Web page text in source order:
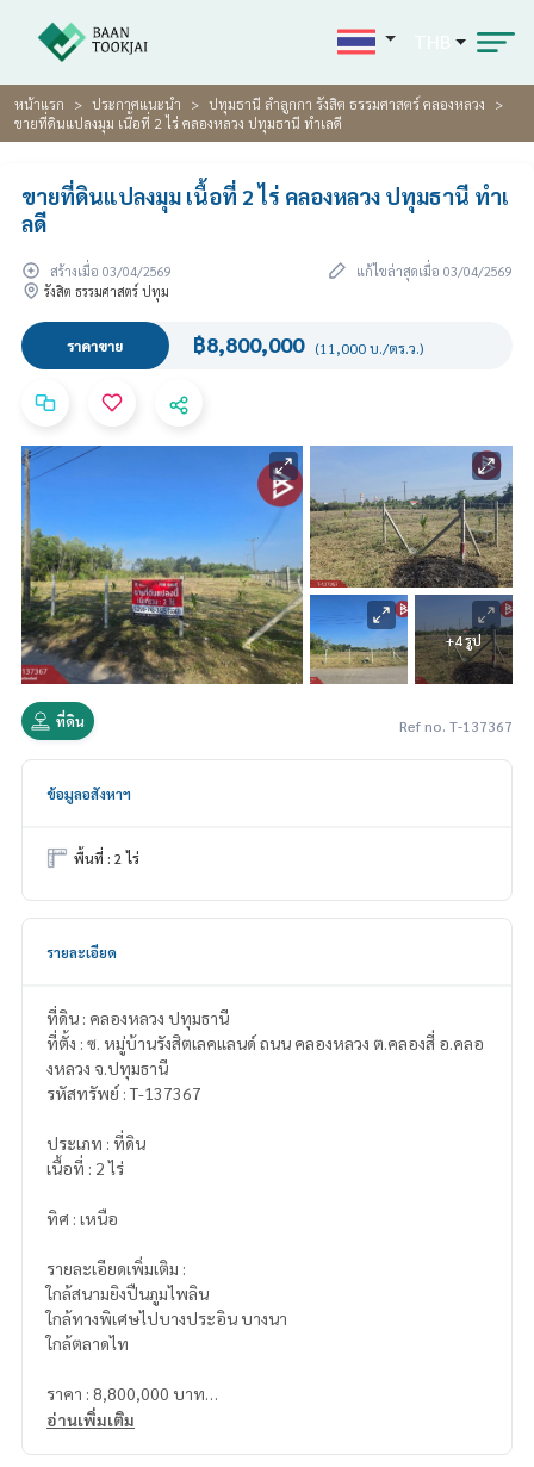
หน้าแรก ประกาศแนะนำ
ปทุมธานี ลำลูกกา รังสิต ธรรมศาสตร์ คลองหลวง
ขายที่ดินแปลงมุม เนื้อที่ 2 ไร่ คลองหลวง ปทุมธานี ทำเลดี
ขายที่ดินแปลงมุม เนื้อที่ 2 ไร่ คลองหลวง ปทุมธานี ทำเ
ลดี
สร้างเมื่อ 03/04/2569
แก้ไขล่าสุดเมื่อ 03/04/2569
รังสิต ธรรมศาสตร์ ปทุม
ราคาขาย ฿8,800,000 (11,000 บ./ตร.ว.)
+4 รูป
ที่ดิน Ref no. T-137367
ข้อมูลอสังหาฯ
พื้นที่ : 2 ไร่
รายละเอียด
ที่ดิน : คลองหลวง ปทุมธานี
ที่ตั้ง : ซ. หมู่บ้านรังสิตเลคแลนด์ ถนน คลองหลวง ต.คลองสี่ อ.คลอ
งหลวง จ.ปทุมธานี
รหัสทรัพย์ : T-137367
ประเภท : ที่ดิน
เนื้อที่ : 2 ไร่
ทิศ : เหนือ
รายละเอียดเพิ่มเติม :
ใกล้สนามยิงปืนภูมไพลิน
ใกล้ทางพิเศษไปบางประอิน บางนา
ใกล้ตลาดไท
ราคา : 8,800,000 บาท
อ่านเพิ่มเติม